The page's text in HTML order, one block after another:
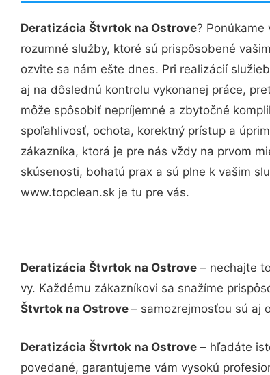
Deratizácia Štvrtok na Ostrove? Ponúkame
rozumné služby, ktoré sú prispôsobené
ozvite sa nám ešte dnes. Pri realizácií
aj na dôslednú kontrolu vykonanej práce,
môže spôsobiť nepríjemné a zbytočné
spoľahlivosť, ochota, korektný prístup a
zákazníka, ktorá je pre nás vždy na prvom
skúsenosti, bohatú prax a sú plne k vašim
www.topclean.sk je tu pre vás.
Deratizácia Štvrtok na Ostrove – nechajte
vy. Každému zákazníkovi sa snažíme
Štvrtok na Ostrove – samozrejmosťou sú aj
Deratizácia Štvrtok na Ostrove – hľadáte
povedané, garantujeme vám vysokú